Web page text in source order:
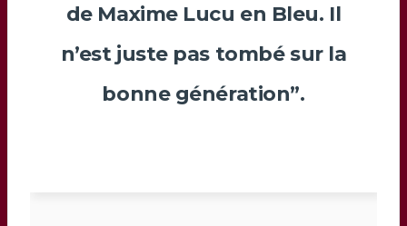
de Maxime Lucu en Bleu. Il
n’est juste pas tombé sur la
bonne génération”.